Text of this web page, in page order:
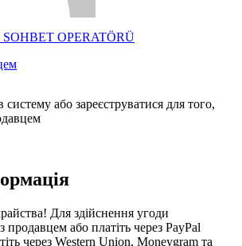
OPERATÖRÜ
або зареєструватися для того,
Для здійснення угоди
продавцем або платіть через PayPal
через Western Union, Moneygram та